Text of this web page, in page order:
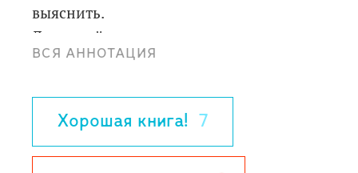
выяснить.
Для детей среднего школьного
возраста.
ВСЯ АННОТАЦИЯ
Хорошая книга! 7